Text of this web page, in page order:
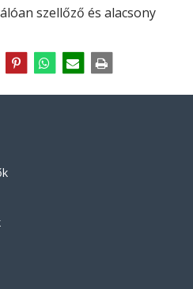
szellőző és alacsony